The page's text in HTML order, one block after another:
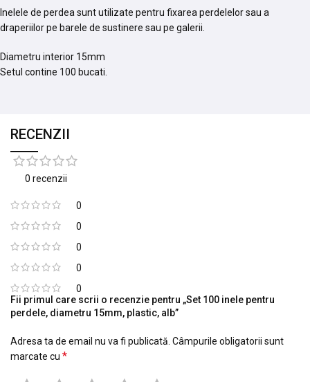
Inelele de perdea sunt utilizate pentru fixarea perdelelor sau a
draperiilor pe barele de sustinere sau pe galerii.
Diametru interior 15mm
Setul contine 100 bucati.
RECENZII
0 recenzii
0
0
0
0
0
Fii primul care scrii o recenzie pentru „Set 100 inele pentru
perdele, diametru 15mm, plastic, alb”
Adresa ta de email nu va fi publicată. Câmpurile obligatorii sunt
marcate cu *